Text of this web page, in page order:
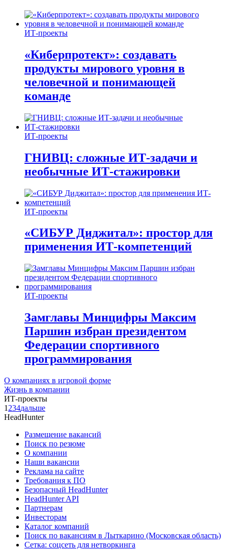
ИТ-проекты
«Киберпротект»: создавать
продукты мирового уровня в
человечной и понимающей
команде
ИТ-проекты
ГНИВЦ: сложные ИТ‑задачи и
необычные ИТ‑стажировки
ИТ-проекты
«СИБУР Диджитал»: простор для
применения ИТ-компетенций
ИТ-проекты
Замглавы Минцифры Максим
Паршин избран президентом
Федерации спортивного
программирования
О компаниях в игровой форме
Жизнь в компании
ИТ-проекты
1 234дальше
HeadHunter
Размещение вакансий
Поиск по резюме
О компании
Наши вакансии
Реклама на сайте
Требования к ПО
Безопасный HeadHunter
HeadHunter API
Партнерам
Инвесторам
Каталог компаний
Поиск по вакансиям в Лыткарино (Московская область)
Сетка: соцсеть для нетворкинга